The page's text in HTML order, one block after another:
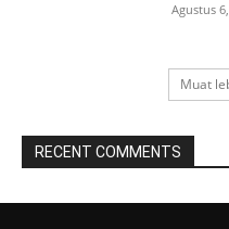
Agustus
Muat
RECENT COMMENTS